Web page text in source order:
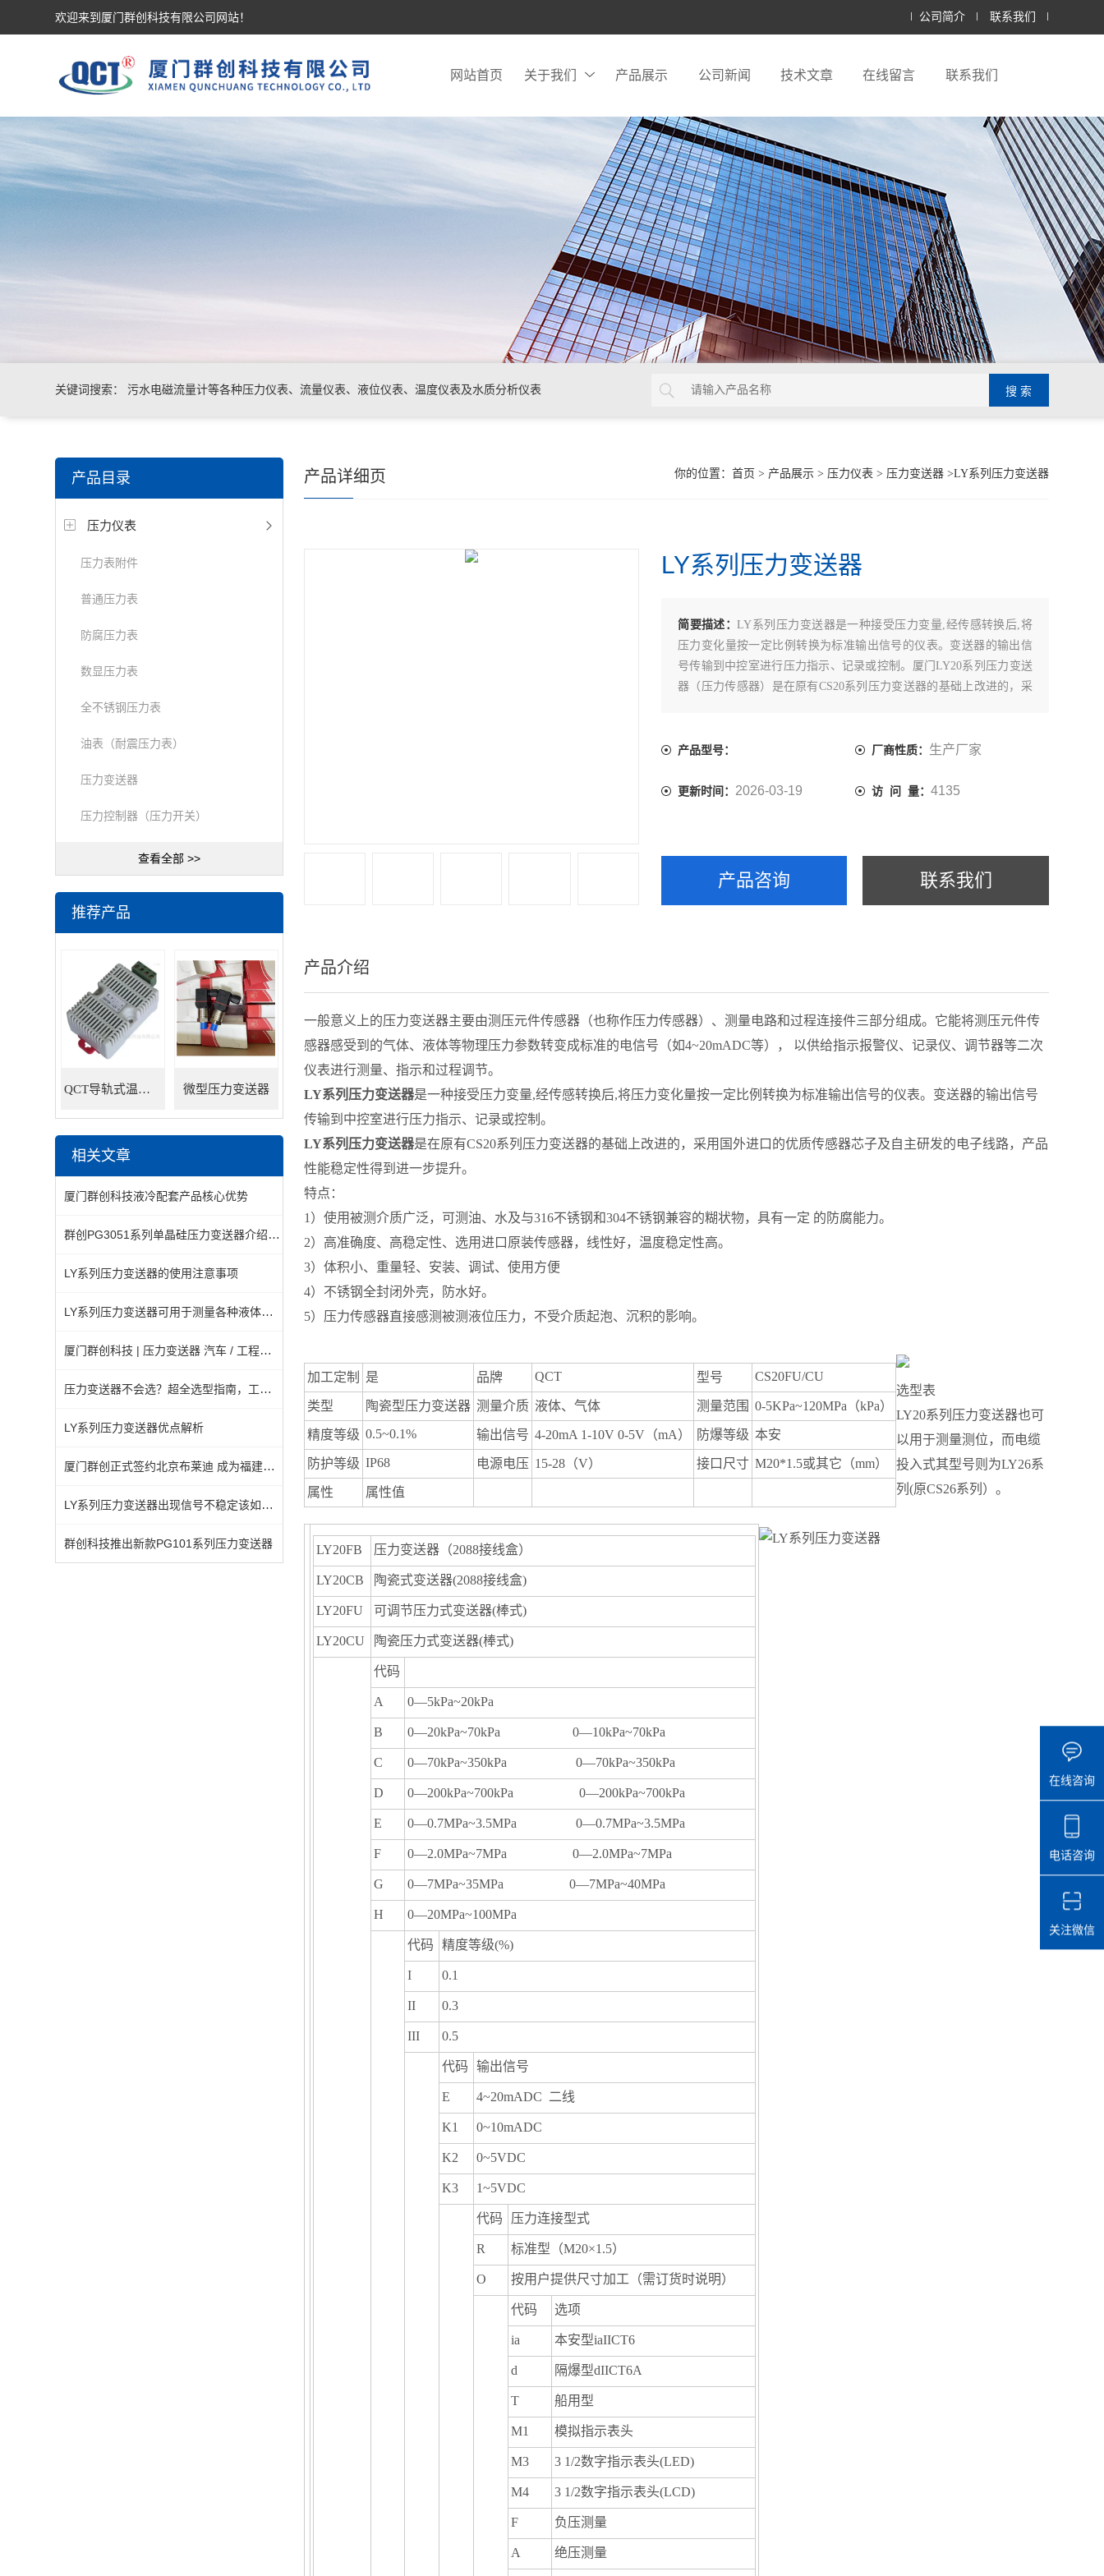
欢迎来到厦门群创科技有限公司网站！ 公司简介 联系我们
网站首页 关于我们 产品展示 公司新闻 技术文章 在线留言 联系我们
关键词搜索： 污水电磁流量计等各种压力仪表、流量仪表、液位仪表、温度仪表及水质分析仪表
产品目录
压力仪表
压力表附件
普通压力表
防腐压力表
数显压力表
全不锈钢压力表
油表（耐震压力表）
压力变送器
压力控制器（压力开关）
查看全部 >>
推荐产品
QCT导轨式温湿度变送器 微型压力变送器
相关文章
厦门群创科技液冷配套产品核心优势
群创PG3051系列单晶硅压力变送器介绍资料
LY系列压力变送器的使用注意事项
LY系列压力变送器可用于测量各种液体或气体的压力
厦门群创科技 | 压力变送器 汽车 / 工程车辆专用应用方案
压力变送器不会选？超全选型指南，工控人直接套用。
LY系列压力变送器优点解析
厦门群创正式签约北京布莱迪 成为福建省地区正式授权代理机构
LY系列压力变送器出现信号不稳定该如何处理？
群创科技推出新款PG101系列压力变送器
你的位置： 首页 > 产品展示> 压力仪表 > 压力变送器>LY系列压力变送器
产品详细页
LY系列压力变送器
简要描述：LY系列压力变送器是一种接受压力变量,经传感转换后,将
压力变化量按一定比例转换为标准输出信号的仪表。变送器的输出信
号传输到中控室进行压力指示、记录或控制。厦门LY20系列压力变送
器（压力传感器）是在原有CS20系列压力变送器的基础上改进的，采
产品型号：
厂商性质： 生产厂家
更新时间： 2026-03-19 访 问 量： 4135
产品咨询 联系我们
产品介绍
一般意义上的压力变送器主要由测压元件传感器（也称作压力传感器）、测量电路和过程连接件三部分组成。它能将测压元件传
感器感受到的气体、液体等物理压力参数转变成标准的电信号（如4~20mADC等）， 以供给指示报警仪、记录仪、调节器等二次
仪表进行测量、指示和过程调节。
LY系列压力变送器是一种接受压力变量,经传感转换后,将压力变化量按一定比例转换为标准输出信号的仪表。变送器的输出信号
传输到中控室进行压力指示、记录或控制。
LY系列压力变送器是在原有CS20系列压力变送器的基础上改进的，采用国外进口的优质传感器芯子及自主研发的电子线路，产品
性能稳定性得到进一步提升。
特点：
1）使用被测介质广泛，可测油、水及与316不锈钢和304不锈钢兼容的糊状物，具有一定 的防腐能力。
2）高准确度、高稳定性、选用进口原装传感器，线性好，温度稳定性高。
3）体积小、重量轻、安装、调试、使用方便
4）不锈钢全封闭外壳，防水好。
5）压力传感器直接感测被测液位压力，不受介质起泡、沉积的影响。
加工定制 是 品牌 QCT 型号 CS20FU/CU
类型 陶瓷型压力变送器 测量介质 液体、气体 测量范围 0-5KPa~120MPa（kPa）
精度等级 0.5~0.1% 输出信号 4-20mA 1-10V 0-5V（mA） 防爆等级 本安
防护等级 IP68 电源电压 15-28（V） 接口尺寸 M20*1.5或其它（mm）
属性 属性值
选型表
LY20FB 压力变送器（2088接线盒）
LY20CB 陶瓷式变送器(2088接线盒)
LY20FU 可调节压力式变送器(棒式)
LY20CU 陶瓷压力式变送器(棒式)
代码
A 0—5kPa~20kPa
B 0—20kPa~70kPa 0—10kPa~70kPa
C 0—70kPa~350kPa 0—70kPa~350kPa
D 0—200kPa~700kPa 0—200kPa~700kPa
E 0—0.7MPa~3.5MPa 0—0.7MPa~3.5MPa
F 0—2.0MPa~7MPa 0—2.0MPa~7MPa
G 0—7MPa~35MPa 0—7MPa~40MPa
H 0—20MPa~100MPa
代码 精度等级(%)
I 0.1
II 0.3
III 0.5
代码 输出信号
E 4~20mADC 二线
K1 0~10mADC
K2 0~5VDC
K3 1~5VDC
代码 压力连接型式
R 标准型（M20×1.5）
O 按用户提供尺寸加工（需订货时说明）
代码 选项
ia 本安型iaIICT6
d 隔爆型dIICT6A
T 船用型
M1 模拟指示表头
M3 3 1/2数字指示表头(LED)
M4 3 1/2数字指示表头(LCD)
F 负压测量
A 绝压测量
LY20系列压力变送器也可
以用于测量测位，而电缆
投入式其型号则为LY26系
列(原CS26系列）。
在线咨询
电话咨询
关注微信